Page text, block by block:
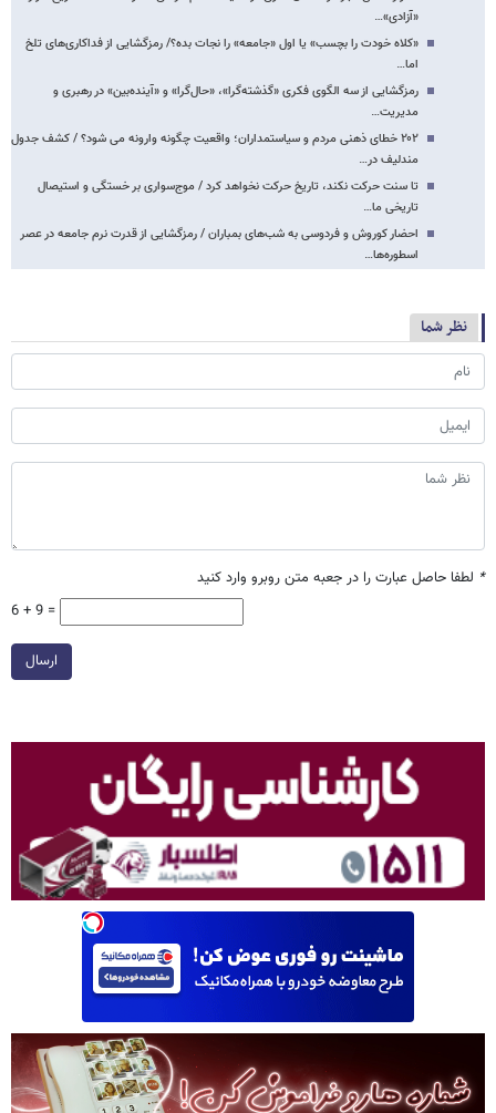
«آزادی»…
«کلاه خودت را بچسب» یا اول «جامعه» را نجات بده؟/ رمزگشایی از فداکاری‌های تلخ
اما…
رمزگشایی از سه الگوی فکری «گذشته‌گرا»، «حال‌گرا» و «آینده‌بین» در رهبری و
مدیریت…
۲۰۲ خطای ذهنی مردم و سیاستمداران؛ واقعیت چگونه وارونه می شود؟ / کشف جدول
مندلیف در…
تا سنت حرکت نکند، تاریخ حرکت نخواهد کرد / موج‌سواری بر خستگی و استیصال
تاریخی ما…
احضار کوروش و فردوسی به شب‌های بمباران / رمزگشایی از قدرت نرم جامعه در عصر
اسطوره‌ها…
نظر شما
* لطفا حاصل عبارت را در جعبه متن روبرو وارد کنید
6 + 9 =
ارسال